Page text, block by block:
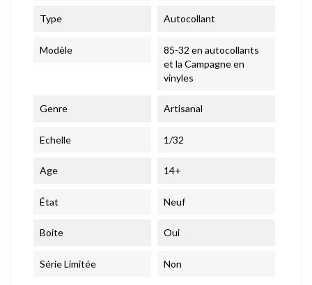
Type Autocollant
Modèle
85-32 en autocollants
et la Campagne en
vinyles
Genre Artisanal
Echelle 1/32
Age 14+
État Neuf
Boite Oui
Série Limitée Non